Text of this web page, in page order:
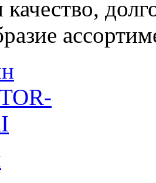
качество,